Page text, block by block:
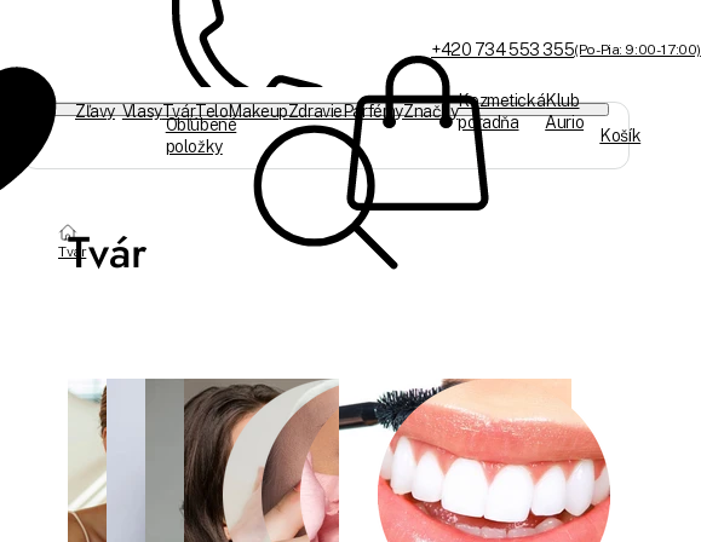
+420 734 553 355(Po-Pia: 9:00 - 17:00)
Obľúbené
položky
Košík
Zľavy VlasyTvárTeloMakeupZdravieParfémyZnačky
Kozmetická
poradňa
Klub
Aurio
Tvár
Tvár